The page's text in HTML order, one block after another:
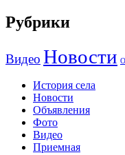
Рубрики
Видео Новости
История села
Новости
Объявления
Фото
Видео
Приемная